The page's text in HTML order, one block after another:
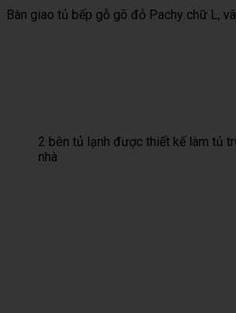
GG-
Bàn giao tủ bếp gỗ gõ đỏ Pachy chữ L,
2 bên tủ lạnh được thiết kế làm tủ
nhà